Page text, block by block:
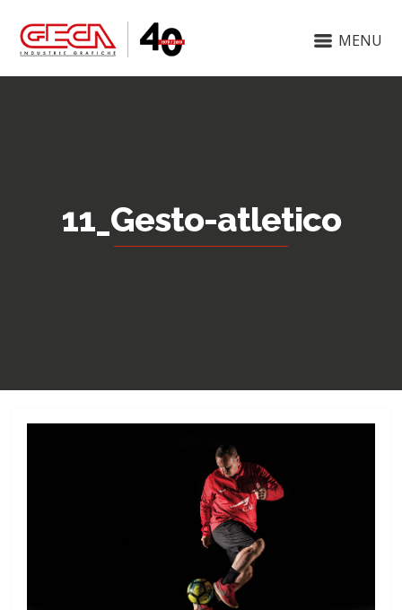
MENU
11_Gesto-atletico